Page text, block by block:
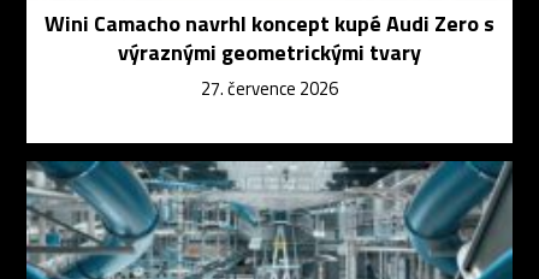
Wini Camacho navrhl koncept kupé Audi Zero s
výraznými geometrickými tvary
27. července 2026